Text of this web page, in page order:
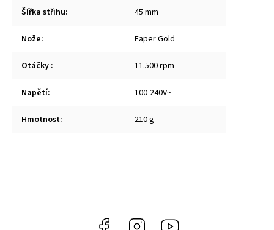
Šířka střihu: 45 mm
Nože: Faper Gold
Otáčky : 11.500 rpm
Napětí: 100-240V~
Hmotnost: 210 g
Facebook Instagram